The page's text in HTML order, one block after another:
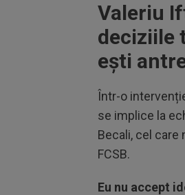
Valeriu
deciziile
ești
Într-o
se implice la
Becali, cel
FCSB.
Eu nu accept